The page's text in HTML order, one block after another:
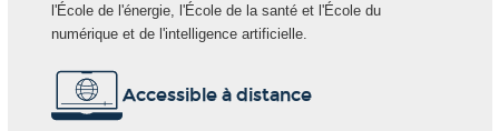
l'École de l'énergie, l'École de la santé et l'École du
numérique et de l'intelligence artificielle.
Accessible à distance